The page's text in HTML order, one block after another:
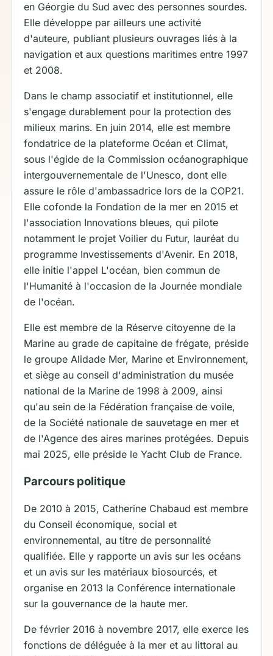
en Géorgie du Sud avec des personnes sourdes.
Elle développe par ailleurs une activité
d'auteure, publiant plusieurs ouvrages liés à la
navigation et aux questions maritimes entre 1997
et 2008.
Dans le champ associatif et institutionnel, elle
s'engage durablement pour la protection des
milieux marins. En juin 2014, elle est membre
fondatrice de la plateforme Océan et Climat,
sous l'égide de la Commission océanographique
intergouvernementale de l'Unesco, dont elle
assure le rôle d'ambassadrice lors de la COP21.
Elle cofonde la Fondation de la mer en 2015 et
l'association Innovations bleues, qui pilote
notamment le projet Voilier du Futur, lauréat du
programme Investissements d'Avenir. En 2018,
elle initie l'appel L'océan, bien commun de
l'Humanité à l'occasion de la Journée mondiale
de l'océan.
Elle est membre de la Réserve citoyenne de la
Marine au grade de capitaine de frégate, préside
le groupe Alidade Mer, Marine et Environnement,
et siège au conseil d'administration du musée
national de la Marine de 1998 à 2009, ainsi
qu'au sein de la Fédération française de voile,
de la Société nationale de sauvetage en mer et
de l'Agence des aires marines protégées. Depuis
mai 2025, elle préside le Yacht Club de France.
Parcours politique
De 2010 à 2015, Catherine Chabaud est membre
du Conseil économique, social et
environnemental, au titre de personnalité
qualifiée. Elle y rapporte un avis sur les océans
et un avis sur les matériaux biosourcés, et
organise en 2013 la Conférence internationale
sur la gouvernance de la haute mer.
De février 2016 à novembre 2017, elle exerce les
fonctions de déléguée à la mer et au littoral au